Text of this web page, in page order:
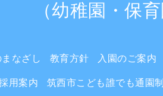
（幼稚園・保育
なざし 教育方針 入園のご案内
用案内 筑西市こども誰でも通園